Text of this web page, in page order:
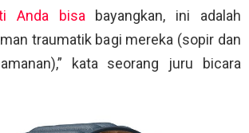
Anda bisabayangkan, ini adalah
traumatik bagi mereka (sopir dan
kata seorang juru bicara